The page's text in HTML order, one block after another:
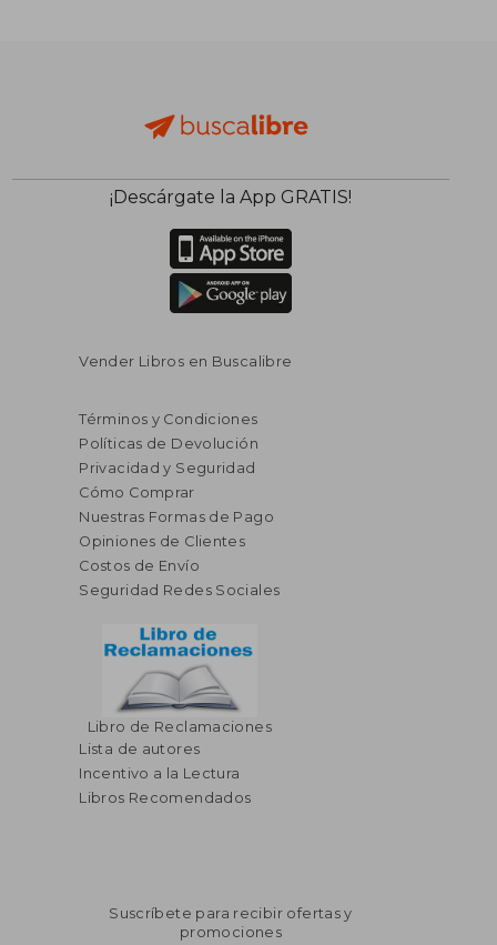
¡Descárgate la App GRATIS!
Vender Libros en Buscalibre
Términos y Condiciones
Políticas de Devolución
Privacidad y Seguridad
Cómo Comprar
Nuestras Formas de Pago
Opiniones de Clientes
Costos de Envío
Seguridad Redes Sociales
Libro de Reclamaciones
Lista de autores
Incentivo a la Lectura
Libros Recomendados
Suscríbete para recibir ofertas y
promociones